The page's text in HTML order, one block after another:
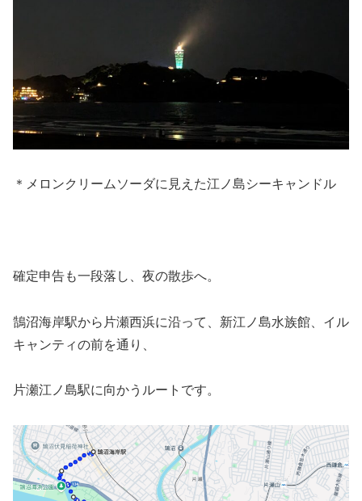
＊メロンクリームソーダに見えた江ノ島シーキャンドル
確定申告も一段落し、夜の散歩へ。
鵠沼海岸駅から片瀬西浜に沿って、新江ノ島水族館、イル
キャンティの前を通り、
片瀬江ノ島駅に向かうルートです。